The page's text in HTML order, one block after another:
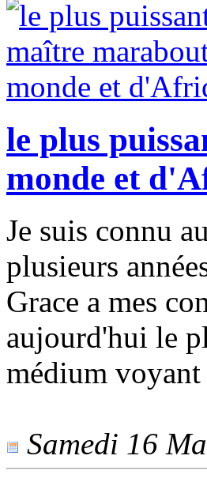
le plus
monde et
Je suis connu
plusieurs
Grace a mes
aujourd'hui le
médium
Samedi 16